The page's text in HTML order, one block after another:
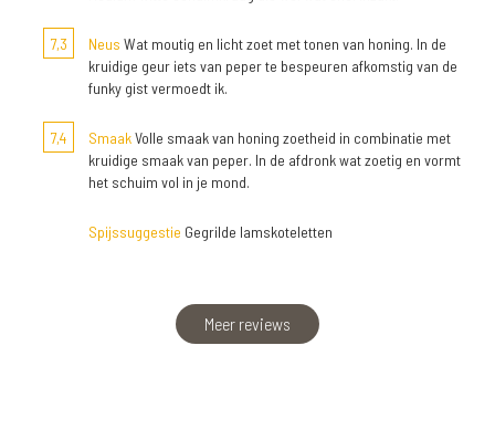
7,3 Neus Wat moutig en licht zoet met tonen van honing. In de
kruidige geur iets van peper te bespeuren afkomstig van de
funky gist vermoedt ik.
7,4 SmaakVolle smaak van honing zoetheid in combinatie met
kruidige smaak van peper. In de afdronk wat zoetig en vormt
het schuim vol in je mond.
Spijssuggestie Gegrilde lamskoteletten
Meer reviews